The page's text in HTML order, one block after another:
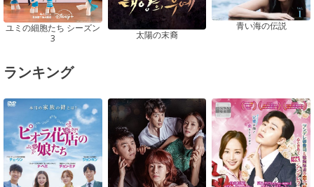
ユミの細胞たち シーズン
3
太陽の末裔
青い海の伝説
ランキング